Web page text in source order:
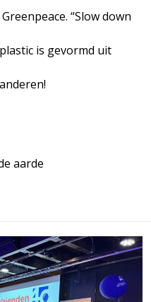
“Slow down
is gevormd uit
aarde